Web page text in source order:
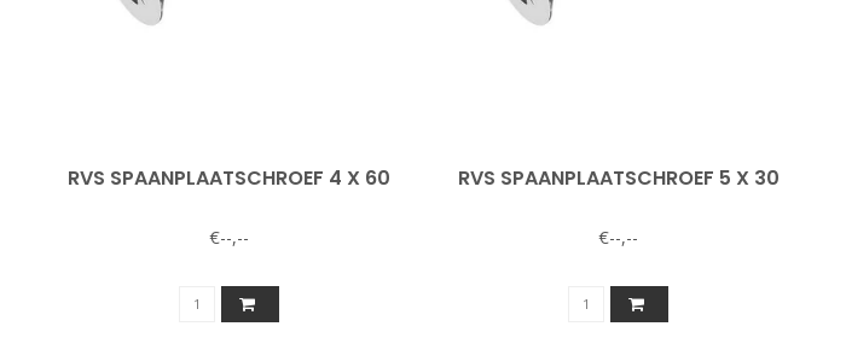
RVS SPAANPLAATSCHROEF 4 X 60
€--,--
RVS SPAANPLAATSCHROEF 5 X 30
€--,--